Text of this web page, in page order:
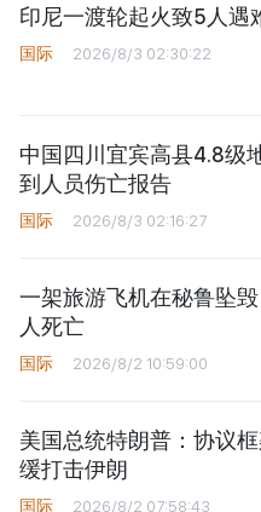
印尼一渡轮起火致5人遇
国际 2026/8/3 02:30:22
中国四川宜宾高县4.8级
到人员伤亡报告
国际 2026/8/3 02:16:27
一架旅游飞机在秘鲁坠
人死亡
国际 2026/8/2 10:59:00
美国总统特朗普：协议
缓打击伊朗
国际 2026/8/2 07:58:43